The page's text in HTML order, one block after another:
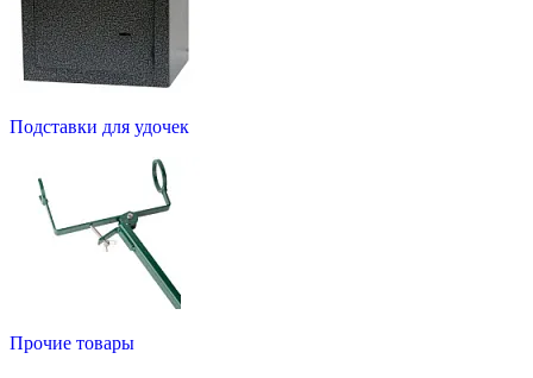
Подставки для удочек
Прочие товары